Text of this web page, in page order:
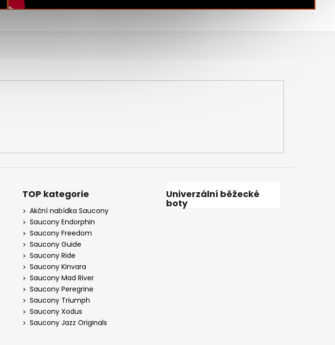
TOP kategorie
Akční nabídka Saucony
Saucony Endorphin
Saucony Freedom
Saucony Guide
Saucony Ride
Saucony Kinvara
Saucony Mad River
Saucony Peregrine
Saucony Triumph
Saucony Xodus
Saucony Jazz Originals
Univerzální běžecké
boty